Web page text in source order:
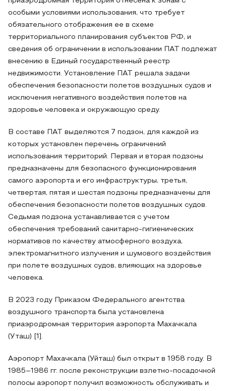
особыми условиями использования, что требует
обязательного отображения ее в схеме
территориального планирования субъектов РФ, и
сведения об ограничении в использовании ПАТ подлежат
внесению в Единый государственный реестр
недвижимости. Установление ПАТ решала задачи
обеспечения безопасности полетов воздушных судов и
исключения негативного воздействия полетов на
здоровье человека и окружающую среду.
В составе ПАТ выделяются 7 подзон, для каждой из
которых установлен перечень ограничений
использования территорий. Первая и вторая подзоны
предназначены для безопасного функционирования
самого аэропорта и его инфраструктуры, третья,
четвертая, пятая и шестая подзоны предназначены для
обеспечения безопасности полетов воздушных судов.
Седьмая подзона устанавливается с учетом
обеспечения требований санитарно-гигиенических
нормативов по качеству атмосферного воздуха,
электромагнитного излучения и шумового воздействия
при полете воздушных судов, влияющих на здоровье
человека.
В 2023 году Приказом Федерального агентства
воздушного транспорта была установлена
приаэродромная территория аэропорта Махачкала
(Уташ) [1].
Аэропорт Махачкала (Уйташ) был открыт в 1958 году. В
1985–1986 гг. после реконструкции взлетно-посадочной
полосы аэропорт получил возможность обслуживать и